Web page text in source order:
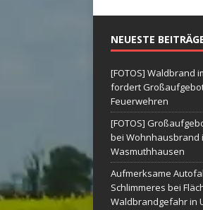
NEUESTE
[FOTOS] Waldbrand
fordert
Feuerwehren
[FOTOS]
bei Wohnhausbrand
Wasmuthhausen
Aufmerksame
Schlimmeres bei
Waldbrandgefahr in